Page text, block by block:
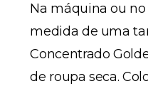
Na máquina ou
medida de uma
Concentrado
de roupa seca.